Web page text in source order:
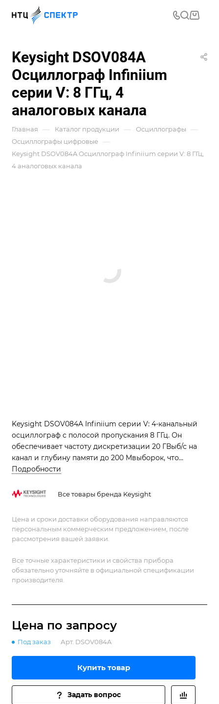
Keysight DSOV084A
Осциллограф Infiniium
серии V: 8 ГГц, 4
аналоговых канала
Главная — Каталог продукции — Осциллографы —
Осциллографы цифровые —
Keysight DSOV084A Осциллограф Infiniium серии V: 8 ГГц,
4 аналоговых канала
Keysight DSOV084A Infiniium серии V: 4-канальный
осциллограф с полосой пропускания 8 ГГц. Он
обеспечивает частоту дискретизации 20 ГВыб/с на
канал и глубину памяти до 200 Мвыборок, что
позволяет точно захватывать и анализировать
детализацией.
Подробности
Все товары бренда Keysight
Цена и сроки доставки оборудования направляются
персональным коммерческим предложением, после
рассмотрения вашей заявки.
Все точные характеристики и свойства прибора
обязательно уточняйте в официальной спецификации
производителя.
Цена по запросу
Под заказ Арт. DSOV084A
Купить товар
Задать вопрос